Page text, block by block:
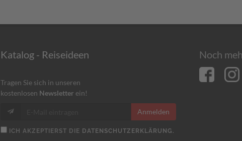
Katalog - Reiseideen
Tragen Sie sich in unseren
kostenlosen Newsletter ein!
Anmelden
ICH AKZEPTIERST DIE DATENSCHUTZERKLÄRUNG.
Noch